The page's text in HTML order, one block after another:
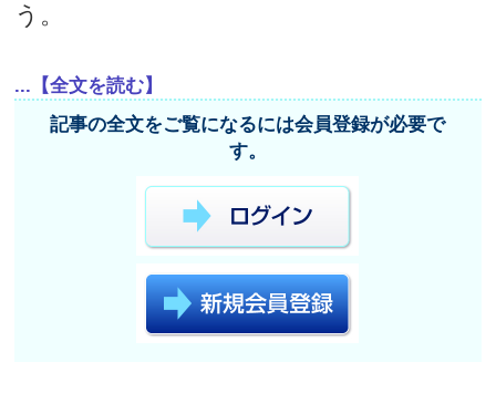
う。
...【全文を読む】
記事の全文をご覧になるには会員登録が必要で
す。